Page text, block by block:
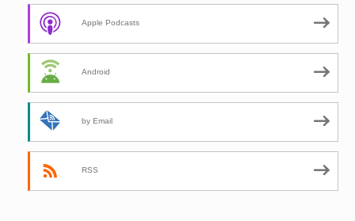
Apple Podcasts
Android
by Email
RSS